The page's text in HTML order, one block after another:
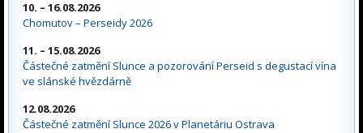
10. – 16.08.2026
Chomutov – Perseidy 2026
11. – 15.08.2026
Částečné zatmění Slunce a pozorování Perseid s degustací vína
ve slánské hvězdárně
12.08.2026
Částečné zatmění Slunce 2026 v Planetáriu Ostrava